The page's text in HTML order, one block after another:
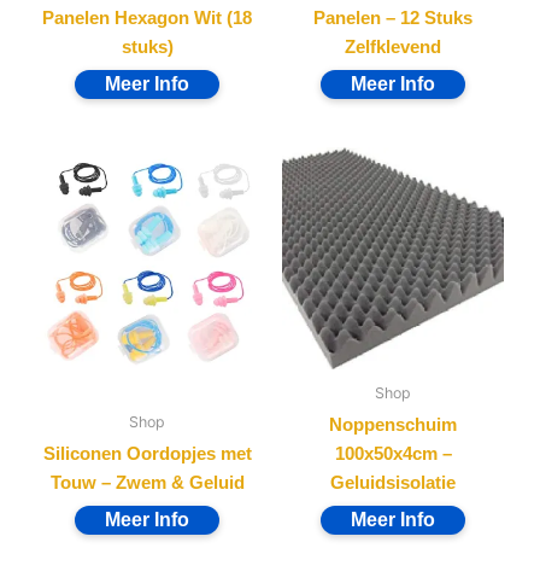
Panelen Hexagon Wit (18
stuks)
Panelen – 12 Stuks
Zelfklevend
Shop
Siliconen Oordopjes met
Touw – Zwem & Geluid
Shop
Noppenschuim
100x50x4cm –
Geluidsisolatie